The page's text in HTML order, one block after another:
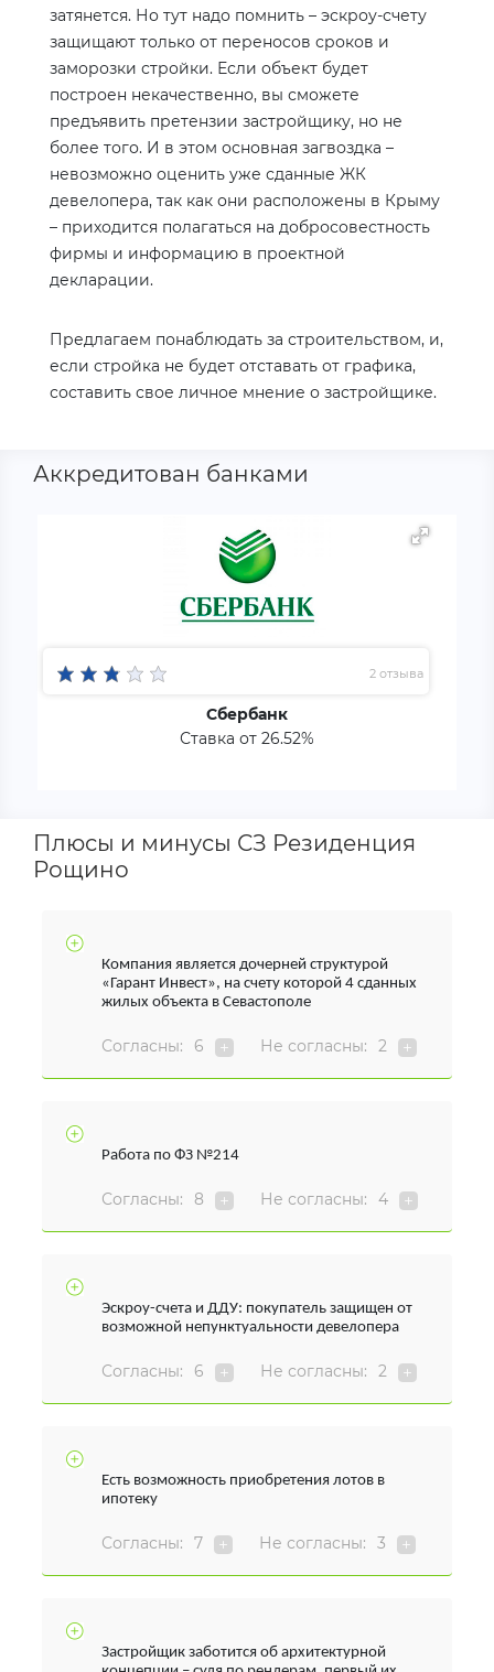
затянется. Но тут надо помнить – эскроу-счету
защищают только от переносов сроков и
заморозки стройки. Если объект будет
построен некачественно, вы сможете
предъявить претензии застройщику, но не
более того. И в этом основная загвоздка –
невозможно оценить уже сданные ЖК
девелопера, так как они расположены в Крыму
– приходится полагаться на добросовестность
фирмы и информацию в проектной
декларации.
Предлагаем понаблюдать за строительством, и,
если стройка не будет отставать от графика,
составить свое личное мнение о застройщике.
Аккредитован банками
2 отзыва
Сбербанк
Ставка от 26.52%
Плюсы и минусы СЗ Резиденция
Рощино
Компания является дочерней структурой
«Гарант Инвест», на счету которой 4 сданных
жилых объекта в Севастополе
Согласны: 6 Не согласны: 2
Работа по ФЗ №214
Согласны: 8 Не согласны: 4
Эскроу-счета и ДДУ: покупатель защищен от
возможной непунктуальности девелопера
Согласны: 6 Не согласны: 2
Есть возможность приобретения лотов в
ипотеку
Согласны: 7 Не согласны: 3
Застройщик заботится об архитектурной